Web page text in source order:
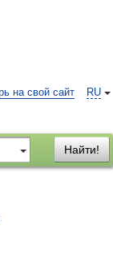
RU
на свой сайт
Найти!